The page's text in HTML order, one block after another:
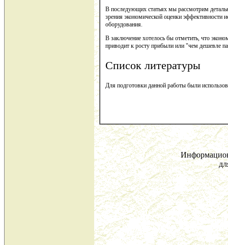
В последующих статьях мы рассмотрим
зрения экономической оценки эффективности
оборудования.
В заключение хотелось бы отметить, что
приводит к росту прибыли или "чем дешевле
Список литературы
Для подготовки данной работы были